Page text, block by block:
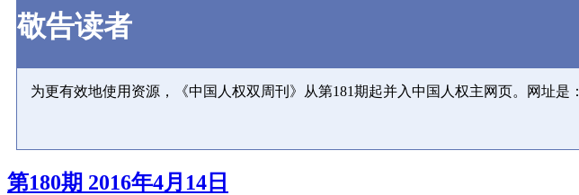
敬告读者
为更有效地使用资源，《中国人权双周刊》从第181期起并入中国人权主网页。网址是：
第180期 2016年4月14日